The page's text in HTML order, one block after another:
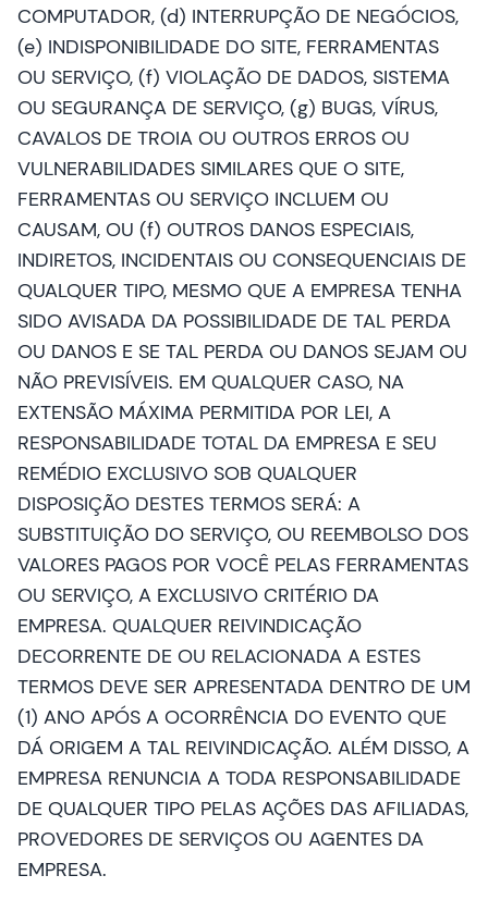
COMPUTADOR, (d) INTERRUPÇÃO DE NEGÓCIOS,
(e) INDISPONIBILIDADE DO SITE, FERRAMENTAS
OU SERVIÇO, (f) VIOLAÇÃO DE DADOS, SISTEMA
OU SEGURANÇA DE SERVIÇO, (g) BUGS, VÍRUS,
CAVALOS DE TROIA OU OUTROS ERROS OU
VULNERABILIDADES SIMILARES QUE O SITE,
FERRAMENTAS OU SERVIÇO INCLUEM OU
CAUSAM, OU (f) OUTROS DANOS ESPECIAIS,
INDIRETOS, INCIDENTAIS OU CONSEQUENCIAIS DE
QUALQUER TIPO, MESMO QUE A EMPRESA TENHA
SIDO AVISADA DA POSSIBILIDADE DE TAL PERDA
OU DANOS E SE TAL PERDA OU DANOS SEJAM OU
NÃO PREVISÍVEIS. EM QUALQUER CASO, NA
EXTENSÃO MÁXIMA PERMITIDA POR LEI, A
RESPONSABILIDADE TOTAL DA EMPRESA E SEU
REMÉDIO EXCLUSIVO SOB QUALQUER
DISPOSIÇÃO DESTES TERMOS SERÁ: A
SUBSTITUIÇÃO DO SERVIÇO, OU REEMBOLSO DOS
VALORES PAGOS POR VOCÊ PELAS FERRAMENTAS
OU SERVIÇO, A EXCLUSIVO CRITÉRIO DA
EMPRESA. QUALQUER REIVINDICAÇÃO
DECORRENTE DE OU RELACIONADA A ESTES
TERMOS DEVE SER APRESENTADA DENTRO DE UM
(1) ANO APÓS A OCORRÊNCIA DO EVENTO QUE
DÁ ORIGEM A TAL REIVINDICAÇÃO. ALÉM DISSO, A
EMPRESA RENUNCIA A TODA RESPONSABILIDADE
DE QUALQUER TIPO PELAS AÇÕES DAS AFILIADAS,
PROVEDORES DE SERVIÇOS OU AGENTES DA
EMPRESA.